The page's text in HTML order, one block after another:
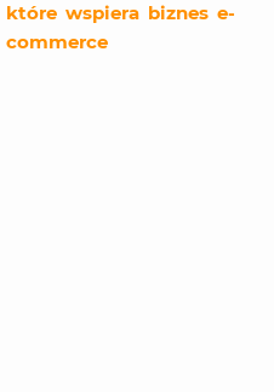
które wspiera biznes e-
commerce